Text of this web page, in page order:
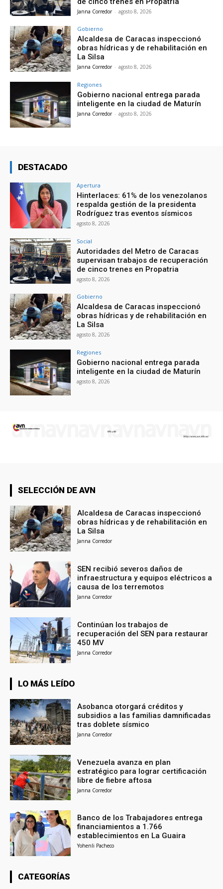
Janna Corredor - agosto 8, 2026
Gobierno
Alcaldesa de Caracas inspeccionó
obras hídricas y de rehabilitación en
La Silsa
Janna Corredor - agosto 8, 2026
Regiones
Gobierno nacional entrega parada
inteligente en la ciudad de Maturín
Janna Corredor - agosto 8, 2026
DESTACADO
Apertura
Hinterlaces: 61% de los venezolanos
respalda gestión de la presidenta
Rodríguez tras eventos sísmicos
agosto 8, 2026
Social
Autoridades del Metro de Caracas
supervisan trabajos de recuperación
de cinco trenes en Propatria
agosto 8, 2026
Gobierno
Alcaldesa de Caracas inspeccionó
obras hídricas y de rehabilitación en
La Silsa
agosto 8, 2026
Regiones
Gobierno nacional entrega parada
inteligente en la ciudad de Maturín
agosto 8, 2026
SELECCIÓN DE AVN
Alcaldesa de Caracas inspeccionó
obras hídricas y de rehabilitación en
La Silsa
Janna Corredor
SEN recibió severos daños de
infraestructura y equipos eléctricos a
causa de los terremotos
Janna Corredor
Continúan los trabajos de
recuperación del SEN para restaurar
450 MV
Janna Corredor
LO MÁS LEÍDO
Asobanca otorgará créditos y
subsidios a las familias damnificadas
tras doblete sísmico
Janna Corredor
Venezuela avanza en plan
estratégico para lograr certificación
libre de fiebre aftosa
Janna Corredor
Banco de los Trabajadores entrega
financiamientos a 1.766
establecimientos en La Guaira
Yohenli Pacheco
CATEGORÍAS